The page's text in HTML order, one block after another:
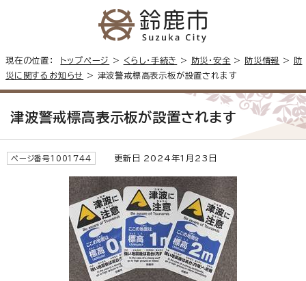
現在の位置： トップページ > くらし・手続き > 防災・安全 > 防災情報 >
防
災に関するお知らせ
> 津波警戒標高表示板が設置されます
津波警戒標高表示板が設置されます
ページ番号1001744 更新日 2024年1月23日